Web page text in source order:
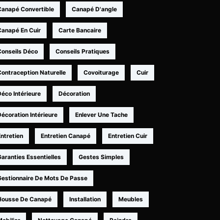
Convertible Canapé D'angle
En Cuir Carte Bancaire
Déco Conseils Pratiques
Naturelle Covoiturage Cuir
Intérieure Décoration
Intérieure Enlever Une Tache
Entretien Canapé Entretien Cuir
Essentielles Gestes Simples
De Mots De Passe
De Canapé Installation Meubles